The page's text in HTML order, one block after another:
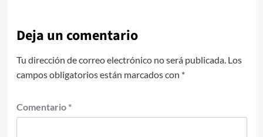
Deja un comentario
Tu dirección de correo electrónico no será publicada. Los
campos obligatorios están marcados con *
Comentario *